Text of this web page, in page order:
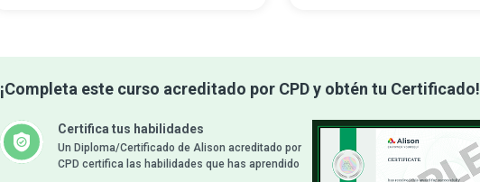
¡Completa este curso acreditado por CPD y obtén tu Certificado!
Certifica tus habilidades
Un Diploma/Certificado de Alison acreditado por
CPD certifica las habilidades que has aprendido